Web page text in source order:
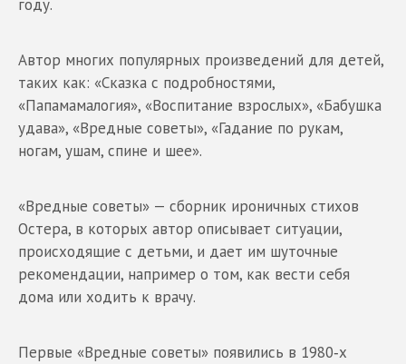
году.
Автор многих популярных произведений для детей,
таких как: «Сказка с подробностями,
«Папамамалогия», «Воспитание взрослых», «Бабушка
удава», «Вредные советы», «Гадание по рукам,
ногам, ушам, спине и шее».
«Вредные советы» — сборник ироничных стихов
Остера, в которых автор описывает ситуации,
происходящие с детьми, и дает им шуточные
рекомендации, например о том, как вести себя
дома или ходить к врачу.
Первые «Вредные советы» появились в 1980‑х